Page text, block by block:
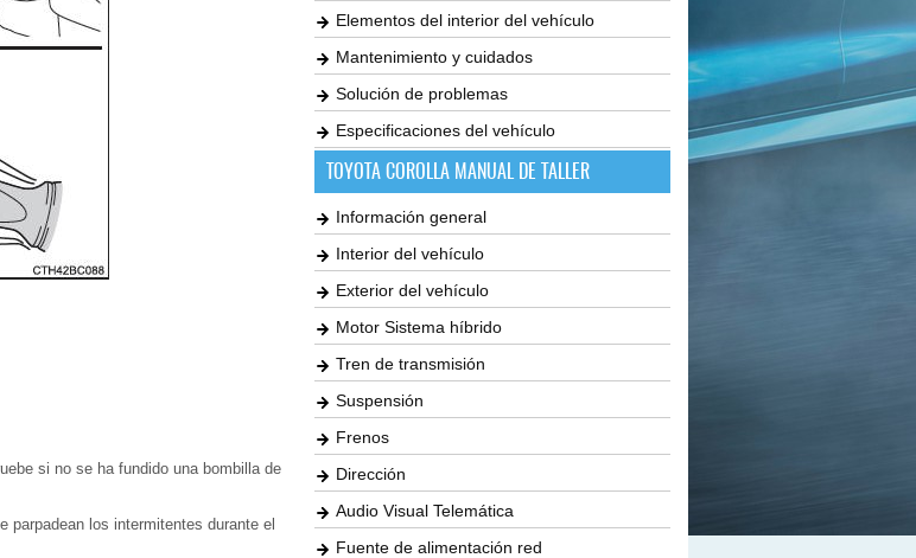
si no se ha fundido una bombilla de
parpadean los intermitentes durante el
Elementos del interior del vehículo
Mantenimiento y cuidados
Solución de problemas
Especificaciones del vehículo
TOYOTA COROLLA MANUAL DE TALLER
Información general
Interior del vehículo
Exterior del vehículo
Motor Sistema híbrido
Tren de transmisión
Suspensión
Frenos
Dirección
Audio Visual Telemática
Fuente de alimentación red